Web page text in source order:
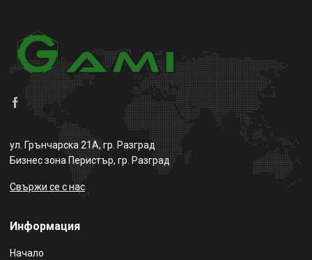
ул. Грънчарска 21А, гр. Разград
Бизнес зона Перистър, гр. Разград
Свържи се с нас
Информация
Начало